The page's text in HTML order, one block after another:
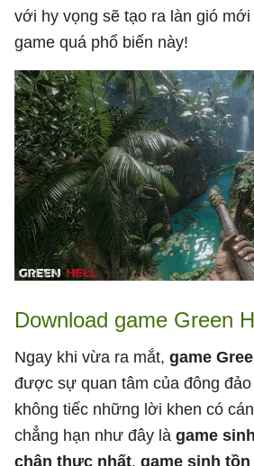
với hy vọng sẽ tạo ra làn gió
game quá phổ biến này!
Download game Green
Ngay khi vừa ra mắt, game
được sự quan tâm của đông
không tiếc những lời khen có
chẳng hạn như đây là game
chân thực nhất, game sinh